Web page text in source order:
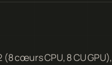
(8 cœurs CPU, 8 CU